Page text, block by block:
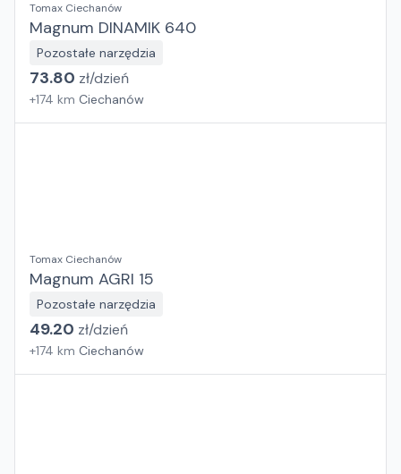
Tomax Ciechanów
Magnum DINAMIK 640
Pozostałe narzędzia
73.80 zł/dzień
+174 km Ciechanów
Tomax Ciechanów
Magnum AGRI 15
Pozostałe narzędzia
49.20 zł/dzień
+174 km Ciechanów